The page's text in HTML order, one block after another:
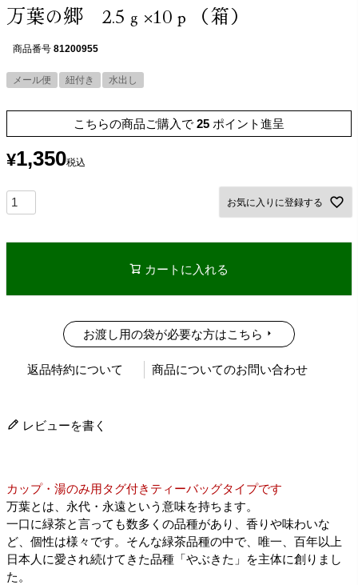
万葉の郷 2.5ｇ×10ｐ（箱）
商品番号 81200955
メール便 紐付き 水出し
こちらの商品ご購入で 25 ポイント進呈
¥1,350税込
お気に入りに登録する
カートに入れる
お渡し用の袋が必要な方はこちら
返品特約について 商品についてのお問い合わせ
レビューを書く
カップ・湯のみ用タグ付きティーバッグタイプです
万葉とは、永代・永遠という意味を持ちます。
一口に緑茶と言っても数多くの品種があり、香りや味わいな
ど、個性は様々です。そんな緑茶品種の中で、唯一、百年以上
日本人に愛され続けてきた品種「やぶきた」を主体に創りまし
た。